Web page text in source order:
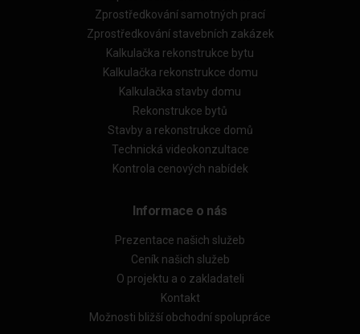
Zprostředkování samotných prací
Zprostředkování stavebních zakázek
Kalkulačka rekonstrukce bytu
Kalkulačka rekonstrukce domu
Kalkulačka stavby domu
Rekonstrukce bytů
Stavby a rekonstrukce domů
Technická videokonzultace
Kontrola cenových nabídek
Informace o nás
Prezentace našich služeb
Ceník našich služeb
O projektu a o zakladateli
Kontakt
Možnosti bližší obchodní spolupráce